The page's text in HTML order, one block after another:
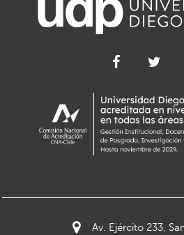
Av. Ejército 233,